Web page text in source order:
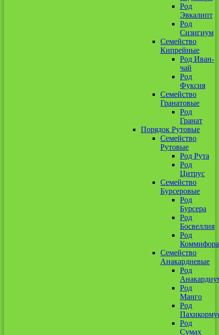
Род
Эвкалипт
Род
Сизигиум
Семейство
Кипрейные
Род Иван-
чай
Род
Фуксия
Семейство
Гранатовые
Род
Гранат
Порядок Рутовые
Семейство
Рутовые
Род Рута
Род
Цитрус
Семейство
Бурсеровые
Род
Бурсера
Род
Босвеллия
Род
Коммифора
Семейство
Анакардиевые
Род
Род
Манго
Род
Род
Сумах